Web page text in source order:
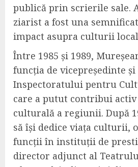
publică prin scrierile sale.
ziarist a fost una
impact asupra culturii
Între 1985 și 1989,
funcția de vicepreședinte
Inspectoratului pentru
care a putut contribui
culturală a regiunii. După
să își dedice viața culturii,
funcții în instituții de
director adjunct al